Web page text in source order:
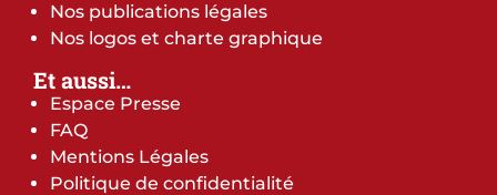
Nos publications légales
Nos logos et charte graphique
Et aussi…
Espace Presse
FAQ
Mentions Légales
Politique de confidentialité